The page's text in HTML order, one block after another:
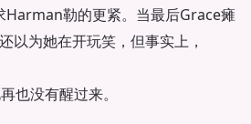
Harman勒的更紧。当最后Grace瘫
以为她在开玩笑，但事实上，
也没有醒过来。